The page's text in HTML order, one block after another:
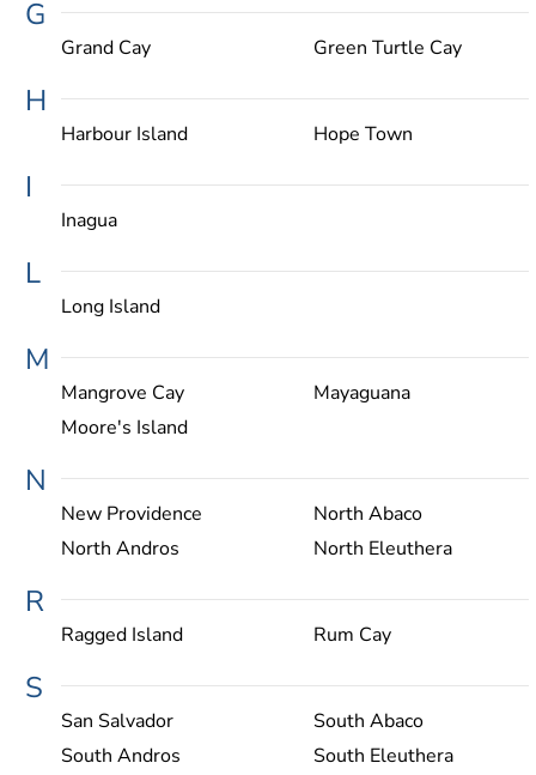
G
Grand Cay Green Turtle Cay
H
Harbour Island Hope Town
I
Inagua
L
Long Island
M
Mangrove Cay
Mayaguana
Moore's Island
N
New Providence
North Abaco
North Andros
North Eleuthera
R
Ragged Island Rum Cay
S
San Salvador
South Abaco
South Andros
South Eleuthera